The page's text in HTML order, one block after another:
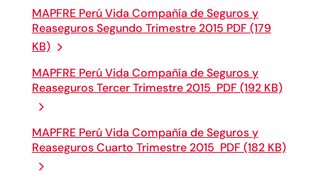
MAPFRE Perú Vida Compañía de Seguros y
Reaseguros Segundo Trimestre 2015 PDF (179
KB)
MAPFRE Perú Vida Compañía de Seguros y
Reaseguros Tercer Trimestre 2015 PDF (192 KB)
MAPFRE Perú Vida Compañía de Seguros y
Reaseguros Cuarto Trimestre 2015 PDF (182 KB)